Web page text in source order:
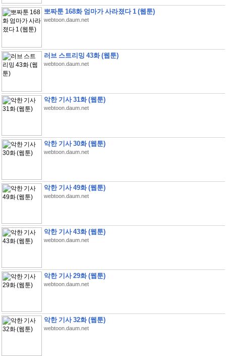
뽀짜툰 168화 엄마가 사라졌다 1 (웹툰)
webtoon.daum.net
러브 스트리밍 43화 (웹툰)
webtoon.daum.net
악한 기사 31화 (웹툰)
webtoon.daum.net
악한 기사 30화 (웹툰)
webtoon.daum.net
악한 기사 49화 (웹툰)
webtoon.daum.net
악한 기사 43화 (웹툰)
webtoon.daum.net
악한 기사 29화 (웹툰)
webtoon.daum.net
악한 기사 32화 (웹툰)
webtoon.daum.net